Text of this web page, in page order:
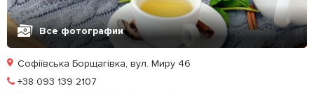
Все фотографии
Позвонить
Софіївська Борщагівка, вул. Миру 46
+38 093 139 2107